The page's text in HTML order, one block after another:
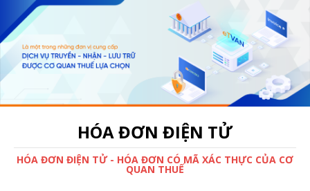
HÓA ĐƠN ĐIỆN TỬ
HÓA ĐƠN ĐIỆN TỬ - HÓA ĐƠN CÓ MÃ XÁC THỰC CỦA CƠ
QUAN THUẾ